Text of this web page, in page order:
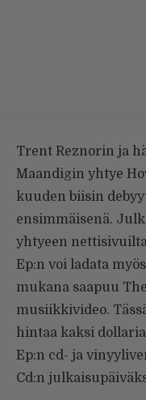
Trent Reznorin ja
Maandigin yhtye
kuuden biisin
ensimmäisenä.
yhtyeen
Ep:n voi ladata
mukana saapuu
musiikkivideo.
hintaa kaksi
Ep:n cd- ja
Cd:n